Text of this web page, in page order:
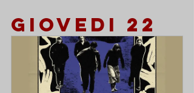
GIOVEDI 22